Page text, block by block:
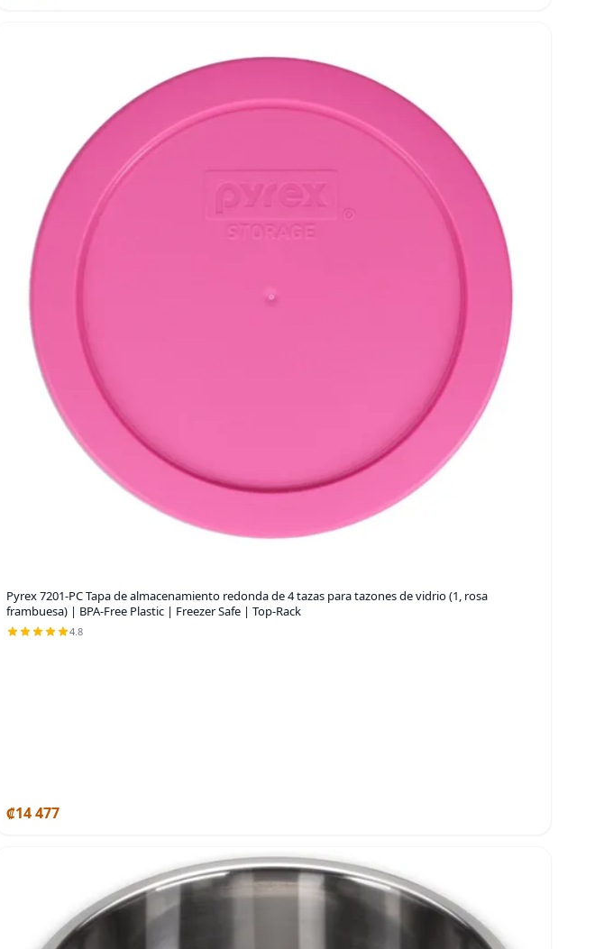
Pyrex 7201-PC Tapa de almacenamiento redonda de 4 tazas para tazones de vidrio (1, rosa
frambuesa) | BPA-Free Plastic | Freezer Safe | Top-Rack
4.8
₡14 477